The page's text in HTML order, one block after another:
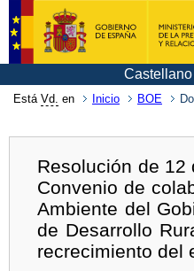
Castellano
Está Vd. en Inicio BOE
Resolución de 12
Convenio de
Ambiente del
de Desarrollo
recrecimiento del